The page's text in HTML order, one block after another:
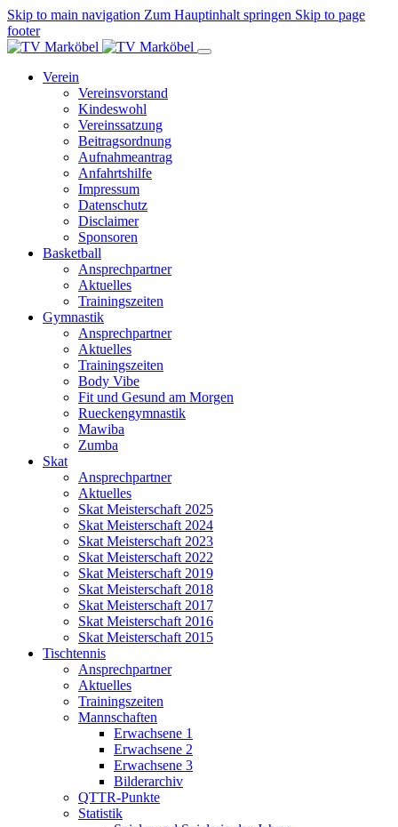
Skip to main navigation Zum Hauptinhalt springen Skip to page
footer
Verein
Vereinsvorstand
Kindeswohl
Vereinssatzung
Beitragsordnung
Aufnahmeantrag
Anfahrtshilfe
Impressum
Datenschutz
Disclaimer
Sponsoren
Basketball
Ansprechpartner
Aktuelles
Trainingszeiten
Gymnastik
Ansprechpartner
Aktuelles
Trainingszeiten
Body Vibe
Fit und Gesund am Morgen
Rueckengymnastik
Mawiba
Zumba
Skat
Ansprechpartner
Aktuelles
Skat Meisterschaft 2025
Skat Meisterschaft 2024
Skat Meisterschaft 2023
Skat Meisterschaft 2022
Skat Meisterschaft 2019
Skat Meisterschaft 2018
Skat Meisterschaft 2017
Skat Meisterschaft 2016
Skat Meisterschaft 2015
Tischtennis
Ansprechpartner
Aktuelles
Trainingszeiten
Mannschaften
Erwachsene 1
Erwachsene 2
Erwachsene 3
Bilderarchiv
QTTR-Punkte
Statistik